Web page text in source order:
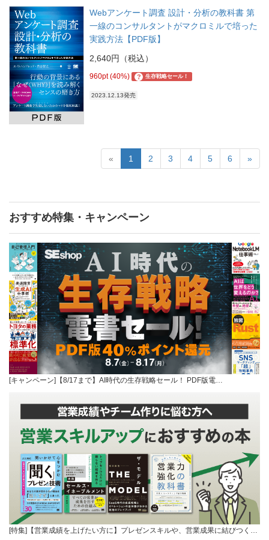
Webアンケート調査 設計・分析の教科書 第
一線のコンサルタントがマクロミルで培った
実践方法【PDF版】
2,640円（税込）
960pt (40%) ? 生存戦略セール！
2023.12.13発売
« 1 2 3 4 5 6 »
おすすめ特集・キャンペーン
[キャンペーン]【8/17まで】AI時代の生存戦略セール！ PDF版電…
[特集]【営業成績を上げたい方に】プレゼンスキルや、営業成果に結びつく…